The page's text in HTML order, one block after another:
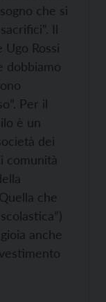
che si
Il
Rossi
dobbiamo
Per il
è un
dei
comunità
che
anche